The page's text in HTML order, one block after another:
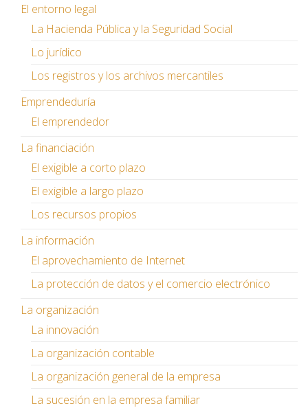
El entorno legal
La Hacienda Pública y la Seguridad Social
Lo jurídico
Los registros y los archivos mercantiles
Emprendeduría
El emprendedor
La financiación
El exigible a corto plazo
El exigible a largo plazo
Los recursos propios
La información
El aprovechamiento de Internet
La protección de datos y el comercio electrónico
La organización
La innovación
La organización contable
La organización general de la empresa
La sucesión en la empresa familiar